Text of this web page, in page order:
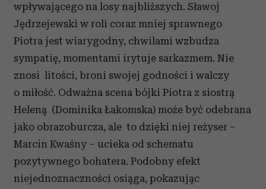
wpływającego na losy najbliższych. Sławoj
Jędrzejewski w roli coraz mniej sprawnego
Piotra jest wiarygodny, chwilami wzbudza
sympatię, momentami irytuje sarkazmem. Nie
znosi litości, broni swojej godności i walczy
o miłość. Odważna scena bójki Piotra z siostrą
Heleną (Dominika Łakomska) może być odebrana
jako obrazoburcza, ale to dzięki niej reżyser –
Marcin Kwaśny – ucieka od schematu
pozytywnego bohatera. Podobny efekt
niejednoznaczności osiąga, pokazując